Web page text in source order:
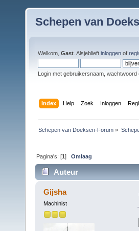
Schepen van
Welkom, Gast . Alsjeblieft inloggen of
Login met gebruikersnaam, wachtwoord
Index Help Zoek Inloggen
Schepen van Doeksen-Forum »
Pagina's: [1]Omlaag
Auteur
Gijsha
Machinist